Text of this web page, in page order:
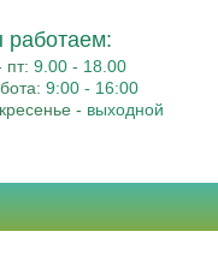
пт:9.00 - 18.00
9:00 - 16:00
- выходной